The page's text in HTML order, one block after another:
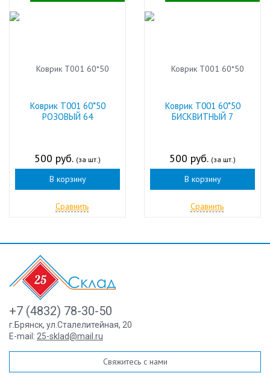
Коврик Т001 60*50
РОЗОВЫЙ 64
500 руб. (за шт.)
В корзину
Сравнить
Коврик Т001 60*50
БИСКВИТНЫЙ 7
500 руб. (за шт.)
В корзину
Сравнить
+7 (4832) 78-30-50
г.Брянск, ул.Сталелитейная, 20
E-mail: 25-sklad@mail.ru
Свяжитесь с нами